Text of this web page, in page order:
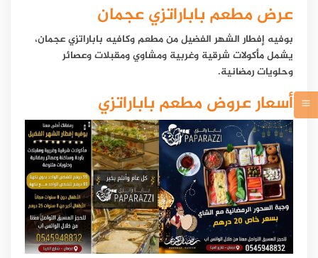
عرض مطعم باباراتزي عجمان
بوفيه إفطار الشهر الفضيل من مطعم وكافيه باباراتزي عجمان،
يشمل مأكولات شرقية وغربية ومشاوي ومقبلات وعصائر
وحلويات رمضانية.
أسعار عروض مطعم باباراتزي